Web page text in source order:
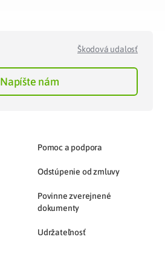
Škodová udalosť
Napíšte nám
Pomoc a podpora
Odstúpenie od zmluvy
Povinne zverejnené
dokumenty
Udržateľnosť